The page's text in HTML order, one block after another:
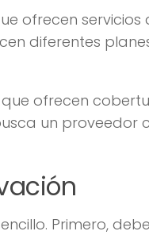
ofrecen servicios
diferentes
ofrecen
un
Primero,